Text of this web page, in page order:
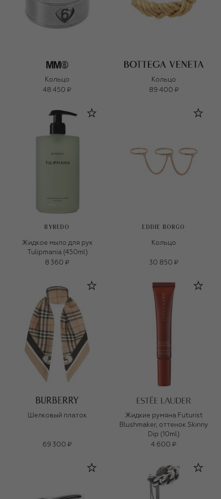
Кольцо
48 450 ₽
Кольцо
89 400 ₽
BYREDO
Жидкое мыло для рук
Tulipmania (450ml)
8 360 ₽
EDDIE BORGO
Кольцо
30 850 ₽
Шелковый платок
69 300 ₽
Жидкие румяна Futurist
Blushmaker, оттенок Skinny
Dip (10ml)
4 600 ₽